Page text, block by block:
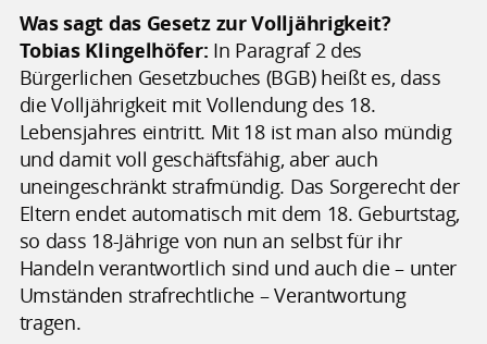
Was sagt das Gesetz zur Volljährigkeit?
Tobias Klingelhöfer: In Paragraf 2 des
Bürgerlichen Gesetzbuches (BGB) heißt es, dass
die Volljährigkeit mit Vollendung des 18.
Lebensjahres eintritt. Mit 18 ist man also mündig
und damit voll geschäftsfähig, aber auch
uneingeschränkt strafmündig. Das Sorgerecht der
Eltern endet automatisch mit dem 18. Geburtstag,
so dass 18-Jährige von nun an selbst für ihr
Handeln verantwortlich sind und auch die – unter
Umständen strafrechtliche – Verantwortung
tragen.